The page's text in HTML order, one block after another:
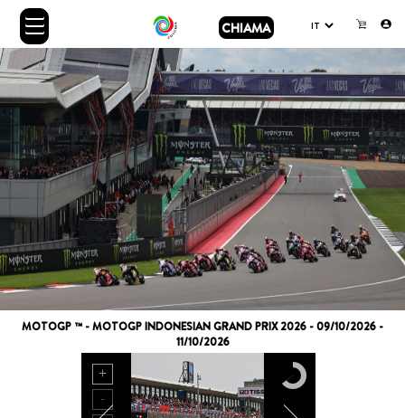
CHIAMA
MOTOGP ™ - MOTOGP INDONESIAN GRAND PRIX 2026 - 09/10/2026 -
11/10/2026